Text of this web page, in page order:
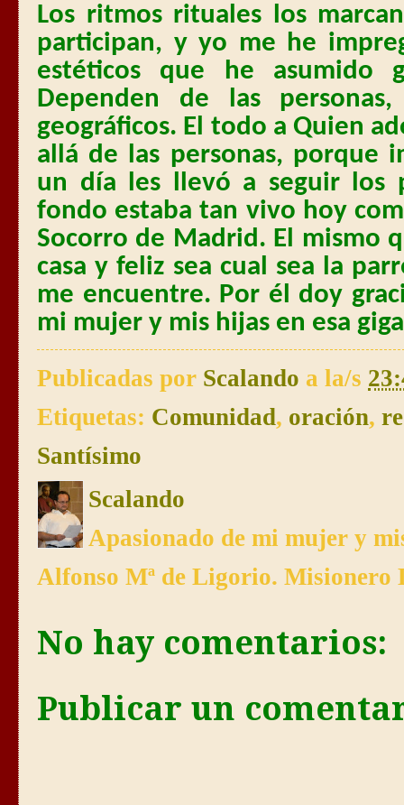
Los ritmos rituales los
participan, y yo me he
estéticos que he asumido
Dependen de las
geográficos. El todo a Quien
allá de las personas, porque
un día les llevó a seguir los
fondo estaba tan vivo hoy
Socorro de Madrid. El mismo
casa y feliz sea cual sea la
me encuentre. Por él doy
mi mujer y mis hijas en esa
Publicadas por Scalando a la/s
Etiquetas: Comunidad, oración,
Santísimo
Scalando
Apasionado de mi mujer y
Alfonso Mª de Ligorio. Misionero
No hay comentarios:
Publicar un